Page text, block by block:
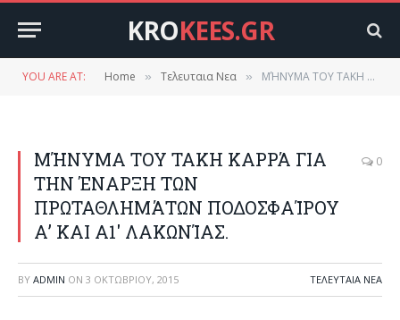
KROKEES.GR
YOU ARE AT: Home » Τελευταια Νεα » ΜΉΝΥΜΑ ΤΟΥ ΤΑΚΗ ΚΑΡΡΆ ΓΙΑ ΤΗΝ ΈΝΑΡΞΗ ΤΩΝ ΠΡΩΤΑΘΛΗΜΆΤΩΝ ΠΟΔΟΣΦΑΊΡΟΥ Α’ ΚΑΙ Α1′ ΛΑΚΩΝΊΑΣ.
ΜΉΝΥΜΑ ΤΟΥ ΤΑΚΗ ΚΑΡΡΆ ΓΙΑ
ΤΗΝ ΈΝΑΡΞΗ ΤΩΝ
ΠΡΩΤΑΘΛΗΜΆΤΩΝ ΠΟΔΟΣΦΑΊΡΟΥ
Α’ ΚΑΙ Α1′ ΛΑΚΩΝΊΑΣ.
0
BY ADMIN ON 3 ΟΚΤΩΒΡΊΟΥ, 2015 ΤΕΛΕΥΤΑΙΑ ΝΕΑ